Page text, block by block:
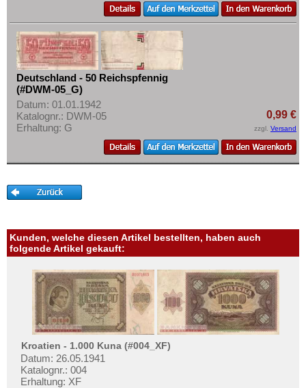
Deutschland - 50 Reichspfennig
(#DWM-05_G)
Datum: 01.01.1942
Katalognr.: DWM-05
Erhaltung: G
0,99 €
zzgl. Versand
Kunden, welche diesen Artikel bestellten, haben auch
folgende Artikel gekauft:
Kroatien - 1.000 Kuna (#004_XF)
Datum: 26.05.1941
Katalognr.: 004
Erhaltung: XF